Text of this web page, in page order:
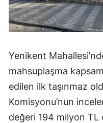
Yenikent
mahsuplaşma
edilen ilk taşınmaz
Komisyonu’nun
değeri 194 milyon TL